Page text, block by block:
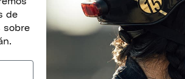
de
sobre